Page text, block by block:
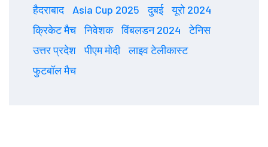
हैदराबाद
Asia Cup 2025 दुबई
यूरो 2024
क्रिकेट मैच
निवेशक विंबलडन 2024
टेनिस
उत्तर प्रदेश
पीएम मोदी
लाइव टेलीकास्ट
फुटबॉल मैच